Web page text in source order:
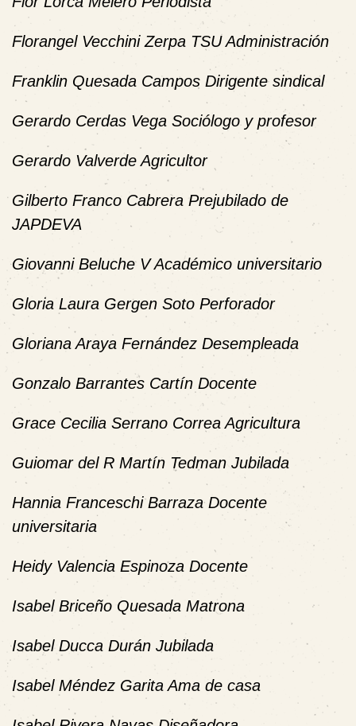
Florangel Vecchini Zerpa TSU Administración
Franklin Quesada Campos Dirigente sindical
Gerardo Cerdas Vega Sociólogo y profesor
Gerardo Valverde Agricultor
Gilberto Franco Cabrera Prejubilado de
JAPDEVA
Giovanni Beluche V Académico universitario
Gloria Laura Gergen Soto Perforador
Gloriana Araya Fernández Desempleada
Gonzalo Barrantes Cartín Docente
Grace Cecilia Serrano Correa Agricultura
Guiomar del R Martín Tedman Jubilada
Hannia Franceschi Barraza Docente
universitaria
Heidy Valencia Espinoza Docente
Isabel Briceño Quesada Matrona
Isabel Ducca Durán Jubilada
Isabel Méndez Garita Ama de casa